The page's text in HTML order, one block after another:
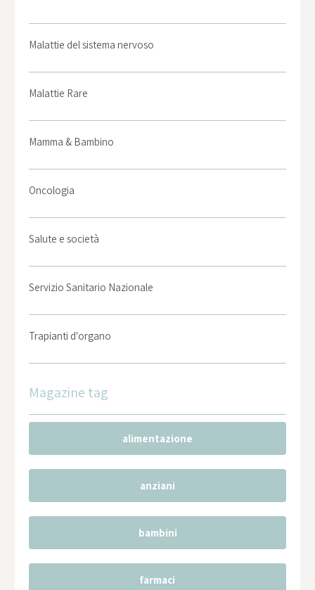
Malattie del sistema nervoso
Malattie Rare
Mamma & Bambino
Oncologia
Salute e società
Servizio Sanitario Nazionale
Trapianti d'organo
Magazine tag
alimentazione
anziani
bambini
farmaci